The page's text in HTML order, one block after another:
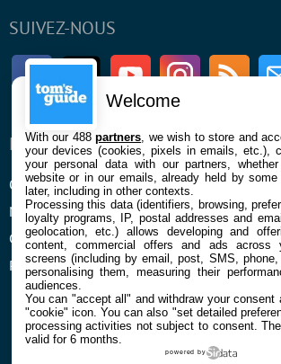
SUIVEZ-NOUS
FacebookTwitter Youtube InstagramRSS
ENTREPRISE
Qui sommes nous
Mentions légales et CGU
Confidentialité et Cookies
Préférences cookies
À PROPOS
La rédaction
Contact
Welcome
With our 488partners , we wish to store and
your devices (cookies, pixels in emails, etc.),
your personal data with our partners,
website or in our emails, already held by
later, including in other contexts.
Processing this data (identifiers, browsing,
loyalty programs, IP, postal addresses and
geolocation, etc.) allows developing and
content, commercial offers and ads across
screens (including by email, post, SMS, phone,
personalising them, measuring their
audiences.
You can "accept all" and withdraw your
"cookie" icon. You can also "set detailed
processing activities not subject to consent.
valid for 6 months.
powered by